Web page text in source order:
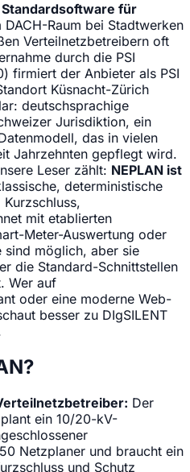
für
DACH-Raum bei Stadtwerken
Verteilnetzbetreibern oft
durch die PSI
firmiert der Anbieter als PSI
Küsnacht-Zürich
deutschsprachige
Jurisdiktion, ein
das in vielen
Jahrzehnten gepflegt wird.
Leser zählt: NEPLAN ist
deterministische
mit etablierten
Meter-Auswertung oder
sind möglich, aber sie
die Standard-Schnittstellen
Wer auf
oder eine moderne Web-
besser zu DIgSILENT
Der
ein 10/20-kV-
Netzplaner und braucht ein
und Schutz